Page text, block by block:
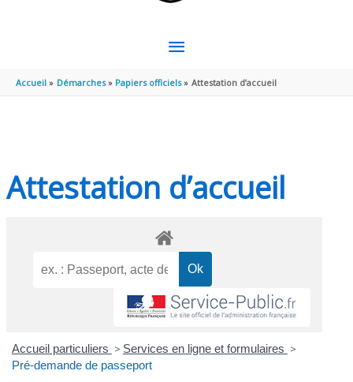
MENU
PRINCIPAL
Accueil Démarches Papiers officiels Attestation d’accueil
Attestation d’accueil
Accueil particuliers > Services en ligne et formulaires >
Pré-demande de passeport